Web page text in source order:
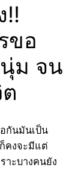
!!
ขอ
ม จน
กันมันเป็น
คงจะมีแต่
าะบางคนยัง